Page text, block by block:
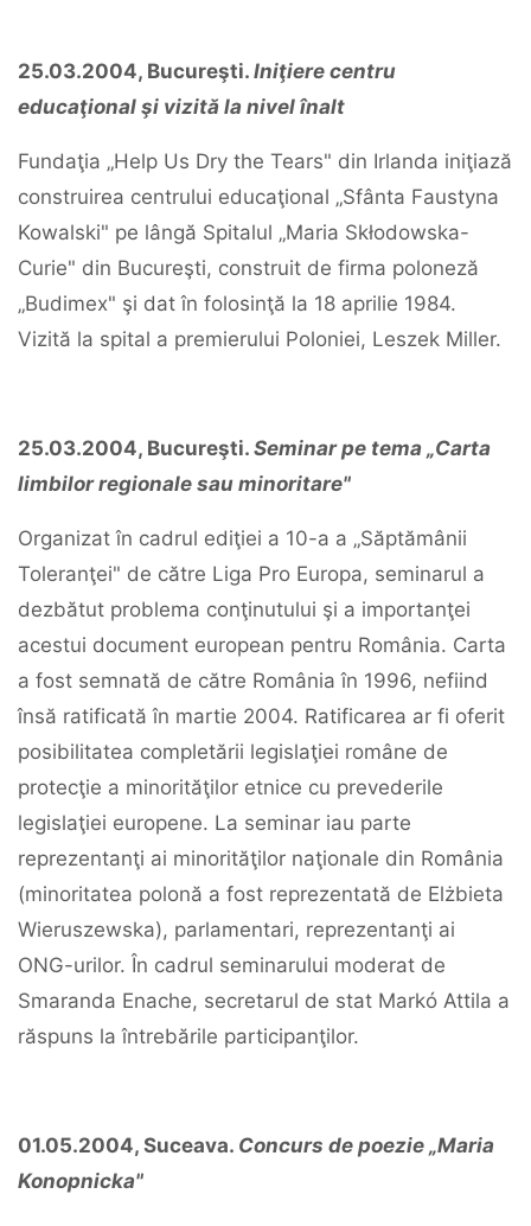
25.03.2004, Bucureşti. Iniţiere centru
educaţional şi vizită la nivel înalt
Fundaţia „Help Us Dry the Tears" din Irlanda iniţiază
construirea centrului educaţional „Sfânta Faustyna
Kowalski" pe lângă Spitalul „Maria Skłodowska-
Curie" din Bucureşti, construit de firma poloneză
„Budimex" şi dat în folosinţă la 18 aprilie 1984.
Vizită la spital a premierului Poloniei, Leszek Miller.
25.03.2004, Bucureşti. Seminar pe tema „Carta
limbilor regionale sau minoritare"
Organizat în cadrul ediţiei a 10-a a „Săptămânii
Toleranţei" de către Liga Pro Europa, seminarul a
dezbătut problema conţinutului şi a importanţei
acestui document european pentru România. Carta
a fost semnată de către România în 1996, nefiind
însă ratificată în martie 2004. Ratificarea ar fi oferit
posibilitatea completării legislaţiei române de
protecţie a minorităţilor etnice cu prevederile
legislaţiei europene. La seminar iau parte
reprezentanţi ai minorităţilor naţionale din România
(minoritatea polonă a fost reprezentată de Elżbieta
Wieruszewska), parlamentari, reprezentanţi ai
ONG-urilor. În cadrul seminarului moderat de
Smaranda Enache, secretarul de stat Markó Attila a
răspuns la întrebările participanţilor.
01.05.2004, Suceava. Concurs de poezie „Maria
Konopnicka"